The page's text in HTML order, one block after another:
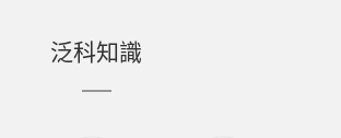
泛科知識